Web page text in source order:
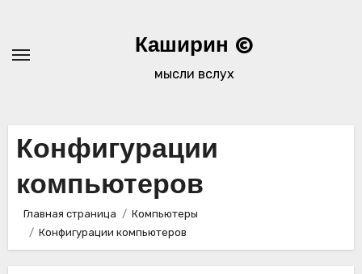
содержимому
Каширин ©
мысли вслух
Конфигурации
компьютеров
Главная страница
Компьютеры
Конфигурации компьютеров